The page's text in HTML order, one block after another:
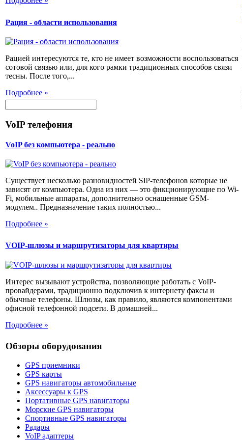
Рация - области использования
Рацией интересуются те, кто не имеет возможности воспользоваться
сотовой связью или, для кого рамки традиционных способов связи
тесны. После того,...
Подробнее »
VoIP телефония
VoIP без компьютера - реально
Существует несколько разновидностей SIP-телефонов которые не
зависят от компьютера. Одна из них — это фнкционирующие по Wi-
Fi, мобильные аппараты, дополнительно оснащенные GSM-
модулем.. Предназначение таких полностью...
Подробнее »
VOIP-шлюзы и маршрутизаторы для квартиры
Интерес вызывают устройства, позволяющие работать с VoIP-
провайдерами, традиционно подключив к интернету факсы и
обычные телефоны. Шлюзы, как правило, являются компонентами
офисной телефонной подсети. В домашней...
Подробнее »
Обзоры оборудования
GPS приемники
GPS карты
GPS навигаторы автомобильные
Аксессуары к GPS
Портативные GPS навигаторы
Морские GPS навигаторы
Спортивные GPS навигаторы
Радары
VoIP адаптеры